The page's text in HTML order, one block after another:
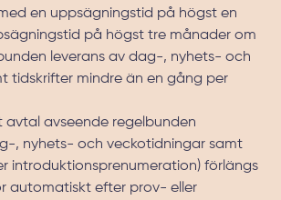
en uppsägningstid på högst en
på högst tre månader om
leverans av dag-, nyhets- och
tidskrifter mindre än en gång per
avtal avseende regelbunden
, nyhets- och veckotidningar samt
introduktionsprenumeration) förlängs
automatiskt efter prov- eller